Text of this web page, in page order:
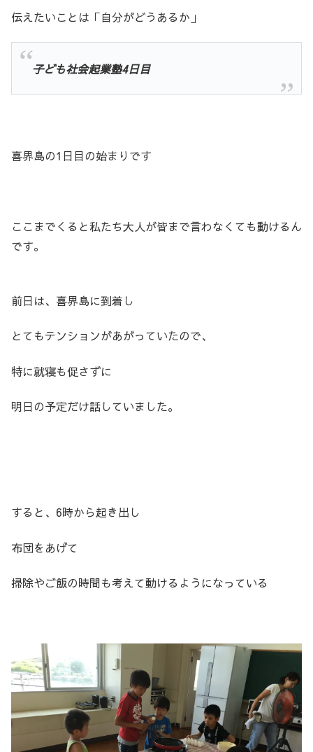
伝えたいことは「自分がどうあるか」
子ども社会起業塾4日目
喜界島の1日目の始まりです
ここまでくると私たち大人が皆まで言わなくても動けるん
です。
前日は、喜界島に到着し
とてもテンションがあがっていたので、
特に就寝も促さずに
明日の予定だけ話していました。
すると、6時から起き出し
布団をあげて
掃除やご飯の時間も考えて動けるようになっている